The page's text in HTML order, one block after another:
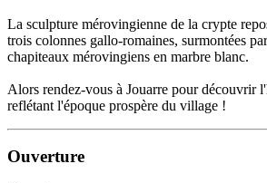
La sculpture mérovingienne de la crypte
trois colonnes gallo-romaines, surmontées
chapiteaux mérovingiens en marbre blanc.
Alors rendez-vous à Jouarre pour découvrir
reflétant l'époque prospère du village !
Ouverture